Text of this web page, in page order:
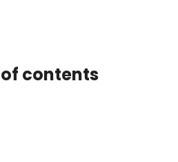
contents